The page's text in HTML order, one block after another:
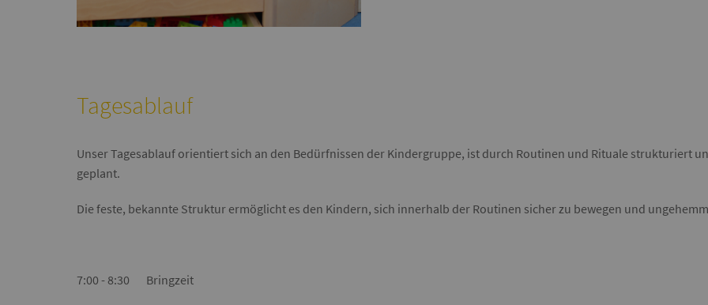
Tagesablauf
Unser Tagesablauf orientiert sich an den Bedürfnissen der Kindergruppe, ist durch Routinen und Rituale strukturiert
geplant.
Die feste, bekannte Struktur ermöglicht es den Kindern, sich innerhalb der Routinen sicher zu bewegen und
7:00 - 8:30 Bringzeit